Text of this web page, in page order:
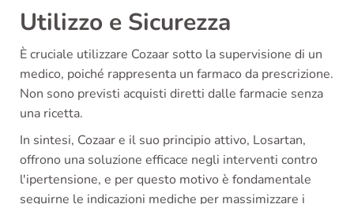
Utilizzo e Sicurezza
È cruciale utilizzare Cozaar sotto la supervisione di un
medico, poiché rappresenta un farmaco da prescrizione.
Non sono previsti acquisti diretti dalle farmacie senza
una ricetta.
In sintesi, Cozaar e il suo principio attivo, Losartan,
offrono una soluzione efficace negli interventi contro
l'ipertensione, e per questo motivo è fondamentale
seguirne le indicazioni mediche per massimizzare i